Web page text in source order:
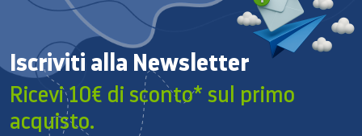
Iscriviti alla Newsletter
Ricevi 10€ di sconto* sul primo
acquisto.